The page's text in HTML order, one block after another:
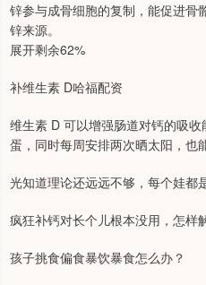
锌参与成骨细胞的复制，能促进骨
锌来源。
展开剩余62%
补维生素 D哈福配资
维生素 D 可以增强肠道对钙的吸
蛋，同时每周安排两次晒太阳，也
光知道理论还远远不够，每个娃都
疯狂补钙对长个儿根本没用，怎样
孩子挑食偏食暴饮暴食怎么办？